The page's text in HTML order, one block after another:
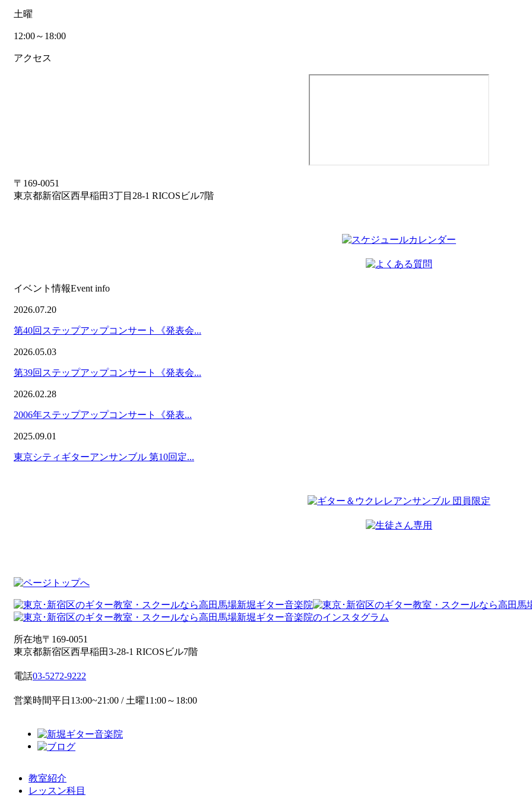
土曜
12:00～18:00
アクセス
〒169-0051
東京都新宿区西早稲田3丁目28-1 RICOSビル7階
イベント情報Event info
2026.07.20
第40回ステップアップコンサート《発表会...
2026.05.03
第39回ステップアップコンサート《発表会...
2026.02.28
2006年ステップアップコンサート《発表...
2025.09.01
東京シティギターアンサンブル 第10回定...
所在地〒169-0051
東京都新宿区西早稲田3-28-1 RICOSビル7階
電話03-5272-9222
営業時間平日13:00~21:00 / 土曜11:00～18:00
教室紹介
レッスン科目